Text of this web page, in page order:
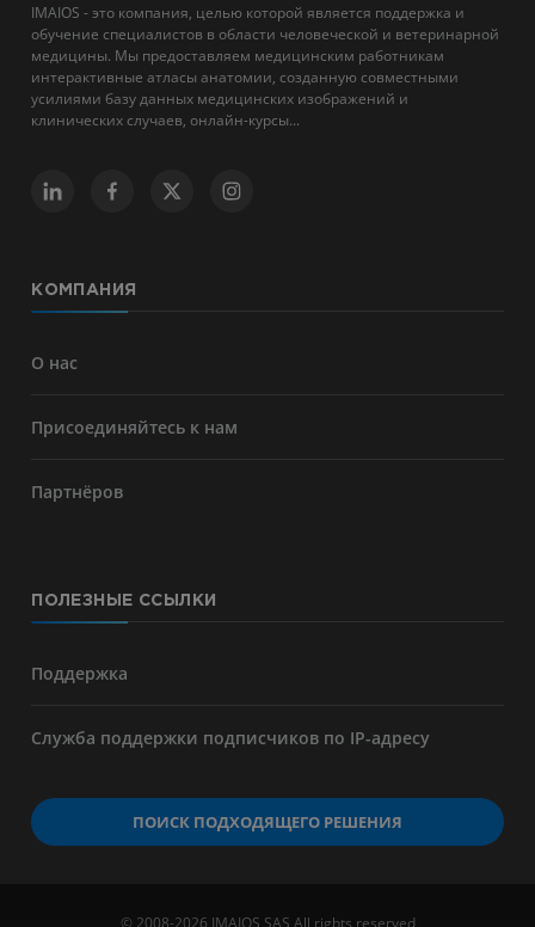
IMAIOS - это компания, целью которой является поддержка и
обучение специалистов в области человеческой и ветеринарной
медицины. Мы предоставляем медицинским работникам
интерактивные атласы анатомии, созданную совместными
усилиями базу данных медицинских изображений и
клинических случаев, онлайн-курсы...
КОМПАНИЯ
О нас
Присоединяйтесь к нам
Партнёров
ПОЛЕЗНЫЕ ССЫЛКИ
Поддержка
Служба поддержки подписчиков по IP-адресу
ПОИСК ПОДХОДЯЩЕГО РЕШЕНИЯ